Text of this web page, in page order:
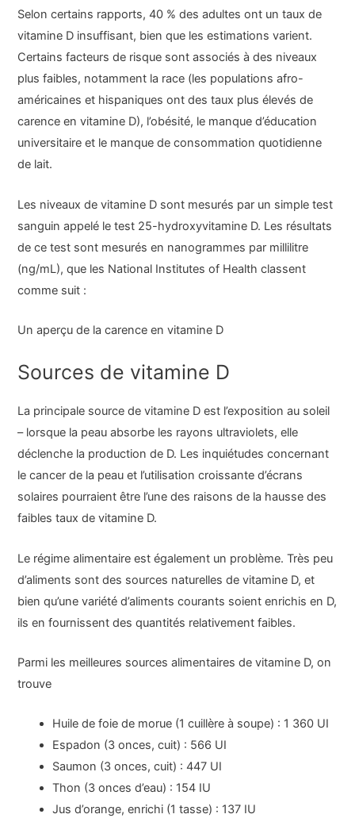
Selon certains rapports, 40 % des adultes ont un taux de
vitamine D insuffisant, bien que les estimations varient.
Certains facteurs de risque sont associés à des niveaux
plus faibles, notamment la race (les populations afro-
américaines et hispaniques ont des taux plus élevés de
carence en vitamine D), l’obésité, le manque d’éducation
universitaire et le manque de consommation quotidienne
de lait.
Les niveaux de vitamine D sont mesurés par un simple test
sanguin appelé le test 25-hydroxyvitamine D. Les résultats
de ce test sont mesurés en nanogrammes par millilitre
(ng/mL), que les National Institutes of Health classent
comme suit :
Un aperçu de la carence en vitamine D
Sources de vitamine D
La principale source de vitamine D est l’exposition au soleil
– lorsque la peau absorbe les rayons ultraviolets, elle
déclenche la production de D. Les inquiétudes concernant
le cancer de la peau et l’utilisation croissante d’écrans
solaires pourraient être l’une des raisons de la hausse des
faibles taux de vitamine D.
Le régime alimentaire est également un problème. Très peu
d’aliments sont des sources naturelles de vitamine D, et
bien qu’une variété d’aliments courants soient enrichis en D,
ils en fournissent des quantités relativement faibles.
Parmi les meilleures sources alimentaires de vitamine D, on
trouve
Huile de foie de morue (1 cuillère à soupe) : 1 360 UI
Espadon (3 onces, cuit) : 566 UI
Saumon (3 onces, cuit) : 447 UI
Thon (3 onces d’eau) : 154 IU
Jus d’orange, enrichi (1 tasse) : 137 IU